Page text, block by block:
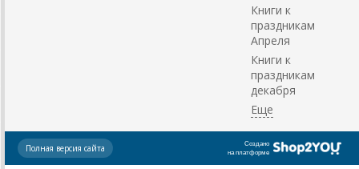
Книги к
праздникам
Апреля
Книги к
праздникам
декабря
Создано
на платформе
Полная версия сайта